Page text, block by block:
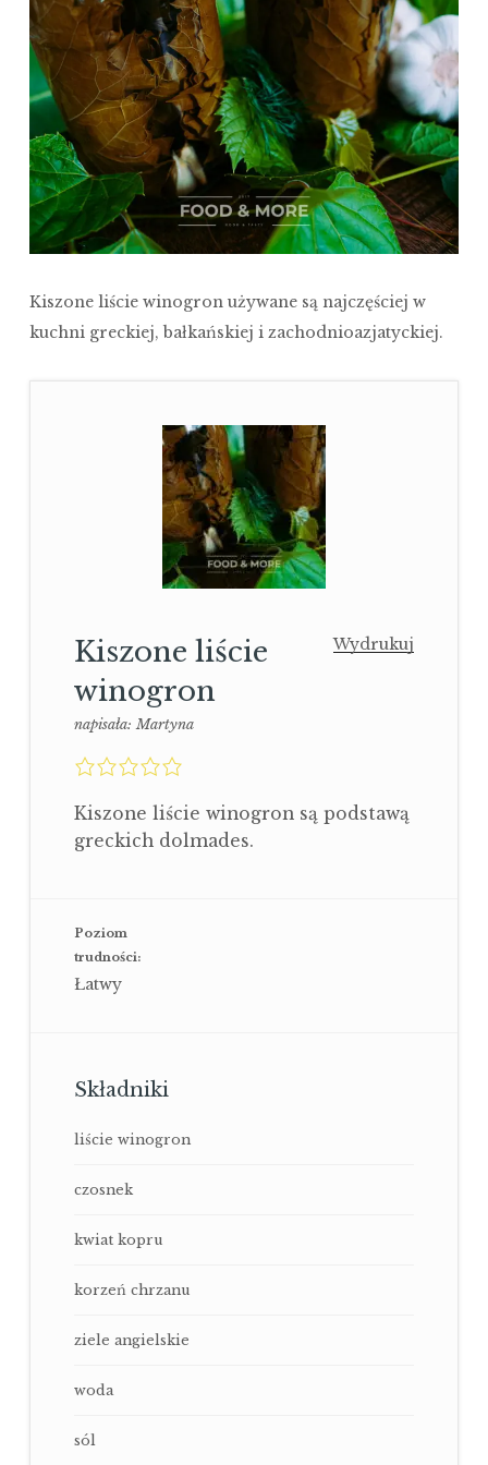
Kiszone liście winogron używane są najczęściej w
kuchni greckiej, bałkańskiej i zachodnioazjatyckiej.
Wydrukuj
Kiszone liście
winogron
napisała:Martyna
0,0
rating
Kiszone liście winogron są podstawą
greckich dolmades.
Poziom
trudności:
Łatwy
Składniki
liście winogron
czosnek
kwiat kopru
korzeń chrzanu
ziele angielskie
woda
sól